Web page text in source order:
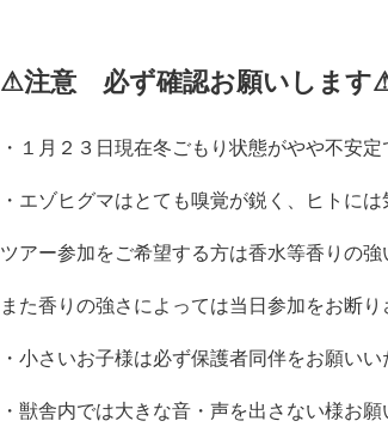
⚠注意 必ず確認お願いします
・１月２３日現在冬ごもり状態がやや不安
・エゾヒグマはとても嗅覚が鋭く、ヒトに
ツアー参加をご希望する方は香水等香りの
また香りの強さによっては当日参加をお断り
・小さいお子様は必ず保護者同伴をお願いい
・獣舎内では大きな音・声を出さない様お願